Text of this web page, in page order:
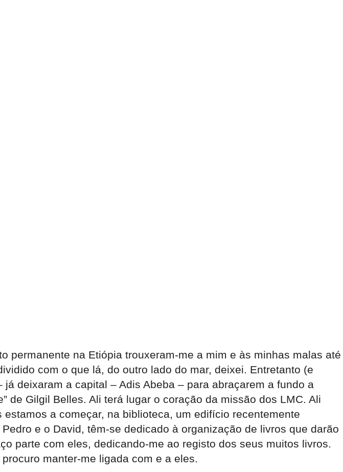
permanente na Etiópia trouxeram-me a mim e às minhas malas até
com o que lá, do outro lado do mar, deixei. Entretanto (e
deixaram a capital – Adis Abeba – para abraçarem a fundo a
de Gilgil Belles. Ali terá lugar o coração da missão dos LMC. Ali
a começar, na biblioteca, um edifício recentemente
e o David, têm-se dedicado à organização de livros que darão
parte com eles, dedicando-me ao registo dos seus muitos livros.
manter-me ligada com e a eles.